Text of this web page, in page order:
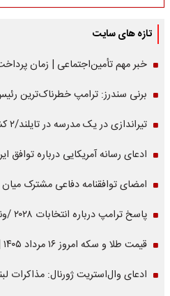
تازه های سایت
خبر مهم تأمین‌اجتماعی | زمان
برنی سندرز: ترامپ خطرناک‌ترین
تیراندازی در یک مدرسه در تایلند/۲ کشته و ۱۵ مجروح
ادعای رسانه آمریکایی درباره توافق
امضای توافقنامه دفاعی مشترک
پاسخ ترامپ درباره انتخابات ۲۰۲۸ /ونس یا روبیو؟
قیمت طلا و سکه امروز ۱۶ مرداد ۱۴۰۵ | طلای دست دوم گرمی چند؟
ادعای وال‌استریت ژورنال: مذاکرات